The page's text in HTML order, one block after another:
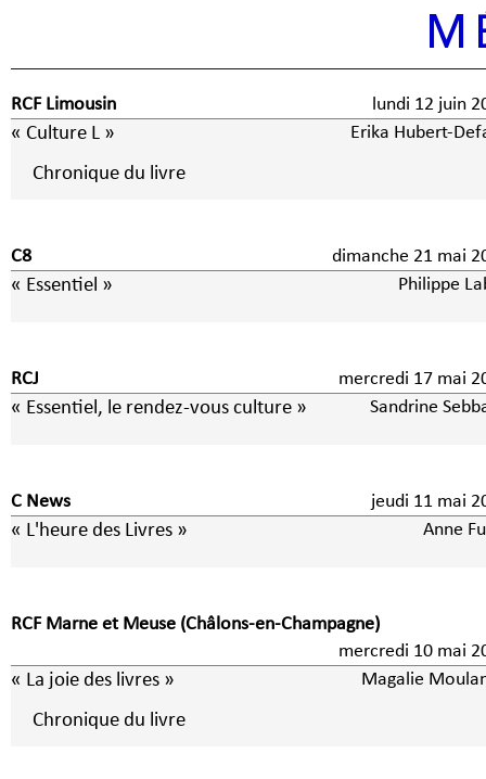
RCF Limousin lundi 12 juin
« Culture L » Erika Hubert-
Chronique du livre
C8 dimanche 21 mai
« Essentiel » Philippe
RCJ mercredi 17 mai
« Essentiel, le rendez-vous culture » Sandrine
C News jeudi 11 mai
« L'heure des Livres » Anne
RCF Marne et Meuse (Châlons-en-Champagne)
mercredi 10 mai
« La joie des livres » Magalie
Chronique du livre